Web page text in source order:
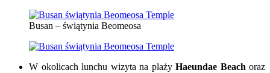
Busan – świątynia Beomeosa
W okolicach lunchu wizyta na plaży Haeundae Beach oraz